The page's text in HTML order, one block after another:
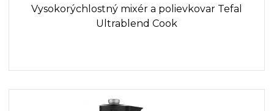
Vysokorýchlostný mixér a polievkovar Tefal
Ultrablend Cook